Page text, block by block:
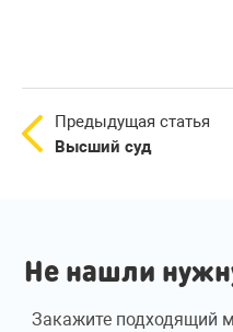
Предыдущая статья
Высший суд
Не нашли
Закажите подходящий